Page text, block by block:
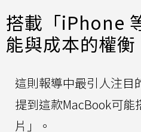
搭載「iPhone
能與成本的權衡
這則報導中最引人注目
提到這款MacBook可能
片」。